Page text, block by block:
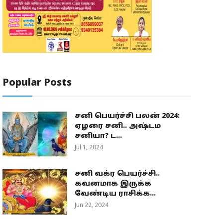
Popular Posts
சனி பெயர்ச்சி பலன் 2024:
ஏழரை சனி.. அஷ்டம
சனியா? ட...
Jul 1, 2024
சனி வக்ர பெயர்ச்சி..
கவனமாக இருக்க
வேண்டிய ராசிக்க...
Jun 22, 2024